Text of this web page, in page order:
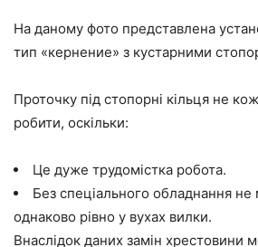
На даному фото представлена
тип «кернение» з кустарними
Проточку під стопорні кільця не
робити, оскільки:
Це дуже трудомістка робота.
Без спеціального обладнання не
однаково рівно у вухах вилки.
Внаслідок даних замін хрестовини